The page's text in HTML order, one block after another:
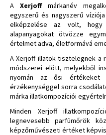
A Xerjoffmárkanév
egyszerű és nagyszerű
elképzelése az volt, hogy
alapanyagokat ötvözze
értelmet adva, életformává
A Xerjoff illatok tisztelegnek a
módszerei elött, melyekből
nyomán az ősi értékeket
érzékenységgel sorra
márka illatkompozíciói
Minden Xerjoff
legnevesebb parfümőrök
képzőművészeti értéket